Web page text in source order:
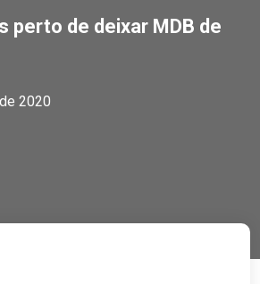
perto de deixar MDB de
2020